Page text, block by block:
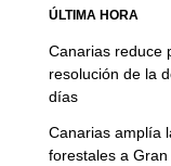
ÚLTIMA HORA
Canarias reduce
resolución de la
días
Canarias amplía
forestales a